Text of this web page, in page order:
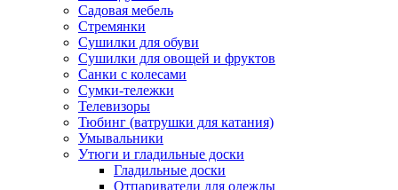
Садовая мебель
Стремянки
Сушилки для обуви
Сушилки для овощей и фруктов
Санки с колесами
Сумки-тележки
Телевизоры
Тюбинг (ватрушки для катания)
Умывальники
Утюги и гладильные доски
Гладильные доски
Отпариватели для одежды